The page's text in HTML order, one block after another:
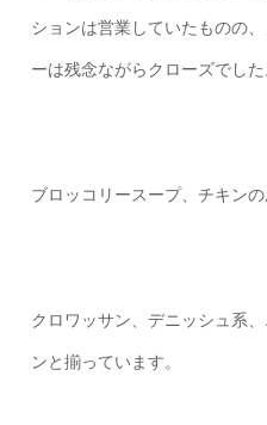
ションは営業していたものの
ーは残念ながらクローズでした
ブロッコリースープ、チキンの
クロワッサン、デニッシュ系
ンと揃っています。